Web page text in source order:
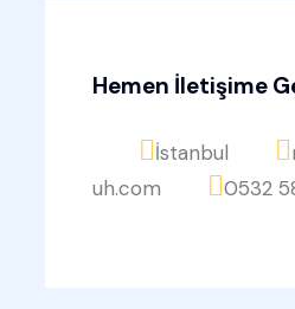
Hemen İletişime
İstanbul
uh.com
0532